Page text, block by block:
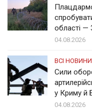
області —
04.08.2026
ВСІ НОВИНИ
Сили
у Криму й
04.08.2026